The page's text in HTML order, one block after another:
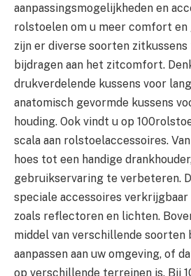
aanpassingsmogelijkheden en
rolstoelen om u meer comfort en
zijn er diverse soorten
bijdragen aan het zitcomfort.
drukverdelende kussens voor
anatomisch gevormde kussens
houding. Ook vindt u op
scala aan rolstoelaccessoires.
hoes tot een handige
gebruikservaring te verbeteren.
speciale accessoires verkrijgbaar
zoals reflectoren en lichten.
middel van verschillende soorten
aanpassen aan uw omgeving, of
op verschillende terreinen is. Bij